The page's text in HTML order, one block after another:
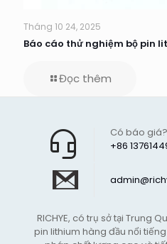
Tháng 10 24, 2025
Báo cáo thử nghiệm bộ pin
Đọc thêm
+86
Có báo
RICHYE, có trụ sở tại Trung
pin lithium hàng đầu nổi